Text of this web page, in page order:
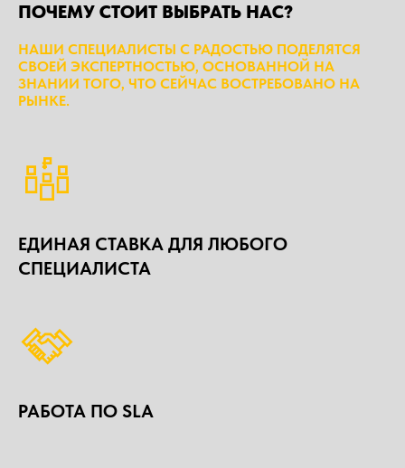
ПОЧЕМУ СТОИТ ВЫБРАТЬ НАС?
НАШИ СПЕЦИАЛИСТЫ С РАДОСТЬЮ ПОДЕЛЯТСЯ
СВОЕЙ ЭКСПЕРТНОСТЬЮ, ОСНОВАННОЙ НА
ЗНАНИИ ТОГО, ЧТО СЕЙЧАС ВОСТРЕБОВАНО НА
РЫНКЕ.
ЕДИНАЯ СТАВКА ДЛЯ ЛЮБОГО
СПЕЦИАЛИСТА
РАБОТА ПО SLA